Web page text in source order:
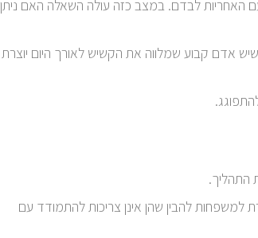
האחריות לבדם. במצב כזה עולה השאלה האם ניתן
אדם קבוע שמלווה את הקשיש לאורך היום יוצרת
התהליך.
למשפחות להבין שהן אינן צריכות להתמודד עם